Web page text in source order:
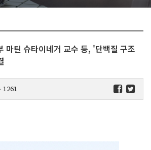
마틴 슈타이네거 교수 등, '단백질 구조
1261